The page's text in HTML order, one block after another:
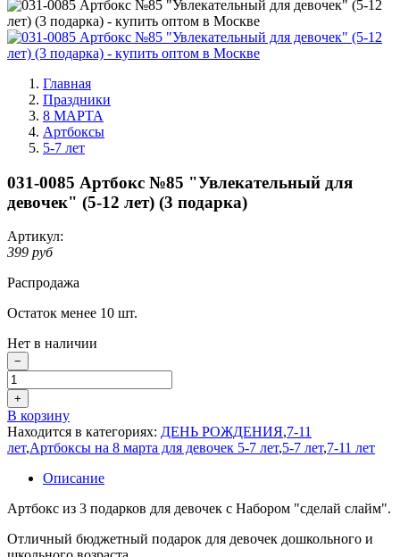
Главная
Праздники
8 МАРТА
Артбоксы
5-7 лет
031-0085 Артбокс №85 "Увлекательный для
девочек" (5-12 лет) (3 подарка)
Артикул:
399 руб
Распродажа
Остаток менее 10 шт.
Нет в наличии
−
+
В корзину
Находится в категориях: ДЕНЬ РОЖДЕНИЯ,7-11
лет,Артбоксы на 8 марта для девочек 5-7 лет,5-7 лет,7-11 лет
Описание
Артбокс из 3 подарков для девочек с Набором "сделай слайм".
Отличный бюджетный подарок для девочек дошкольного и